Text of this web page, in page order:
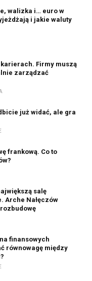
walizka i… euro w
i jakie waluty
Firmy muszą
zarządzać
już widać, ale gra
frankową. Co to
salę
Arche Nałęczów
finansowych
równowagę między